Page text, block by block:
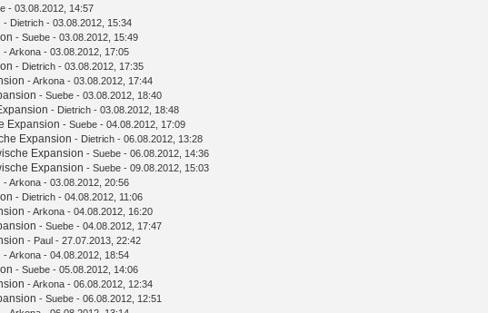
- 03.08.2012, 14:57
- Dietrich - 03.08.2012, 15:34
- Suebe - 03.08.2012, 15:49
-Arkona - 03.08.2012, 17:05
- Dietrich - 03.08.2012, 17:35
-Arkona - 03.08.2012, 17:44
- Suebe - 03.08.2012, 18:40
- Dietrich - 03.08.2012, 18:48
Expansion - Suebe - 04.08.2012, 17:09
Expansion - Dietrich - 06.08.2012, 13:28
Expansion - Suebe - 06.08.2012, 14:36
Expansion - Suebe - 09.08.2012, 15:03
-Arkona - 03.08.2012, 20:56
- Dietrich - 04.08.2012, 11:06
-Arkona - 04.08.2012, 16:20
- Suebe - 04.08.2012, 17:47
- Paul - 27.07.2013, 22:42
-Arkona - 04.08.2012, 18:54
- Suebe - 05.08.2012, 14:06
-Arkona - 06.08.2012, 12:34
- Suebe - 06.08.2012, 12:51